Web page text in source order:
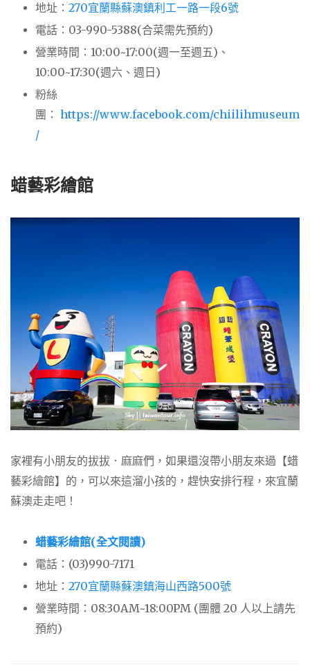
地址： 270宜蘭縣蘇澳鎮利工一路一段6號
電話：03-990-5388(合菜需先預約)
營業時間：10:00~17:00(週一至週五)、
10:00~17:30(週六、週日)
粉絲
團： https://www.facebook.com/chiilihmuseum
/
蜡藝彩繪館
家裡有小朋友的拔拔．麻麻們，如果還沒帶小朋友來過【蜡
藝彩繪館】的，可以來這溜小孩的，趕快安排行程，來宜蘭
蘇澳走走吧！
蜡藝彩繪館(全文閱讀)
電話：(03)990-7171
地址： 270宜蘭縣蘇澳鎮海山西路500號
營業時間：08:30AM~18:00PM (團體 20 人以上請先
預約)